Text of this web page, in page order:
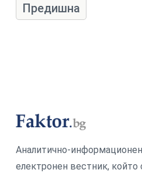
Предишна
Аналитично-информационен
електронен вестник, който